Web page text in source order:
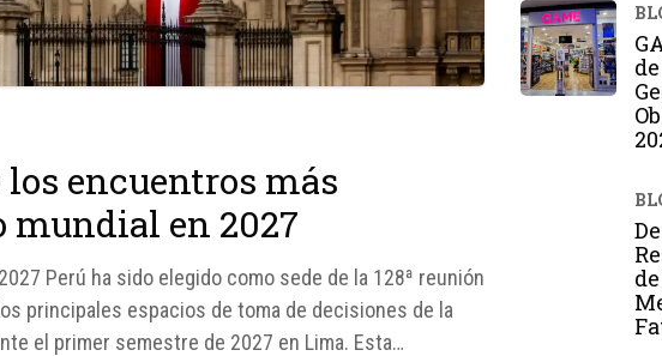
los encuentros más
en 2027
Perú ha sido elegido como sede de la 128ª reunión
principales espacios de toma de decisiones de la
el primer semestre de 2027 en Lima. Esta